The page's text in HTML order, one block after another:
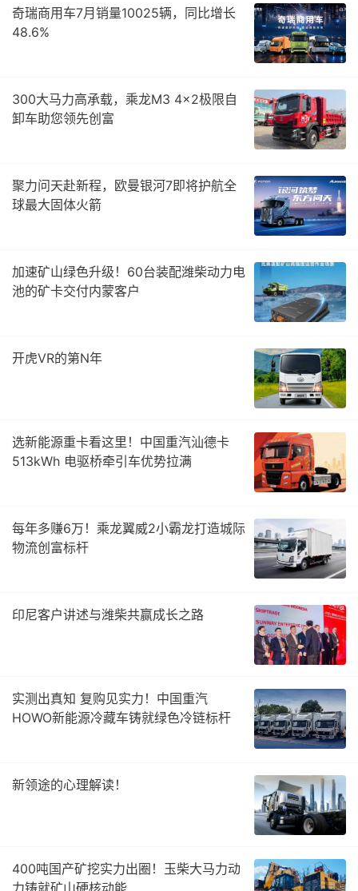
奇瑞商用车7月销量10025辆，同比增长
48.6%
300大马力高承载，乘龙M3 4×2极限自
卸车助您领先创富
聚力问天赴新程，欧曼银河7即将护航全
球最大固体火箭
加速矿山绿色升级！60台装配潍柴动力电
池的矿卡交付内蒙客户
开虎VR的第N年
选新能源重卡看这里！中国重汽汕德卡
513kWh 电驱桥牵引车优势拉满
每年多赚6万！乘龙翼威2小霸龙打造城际
物流创富标杆
印尼客户讲述与潍柴共赢成长之路
实测出真知 复购见实力！中国重汽
HOWO新能源冷藏车铸就绿色冷链标杆
新领途的心理解读！
400吨国产矿挖实力出圈！玉柴大马力动